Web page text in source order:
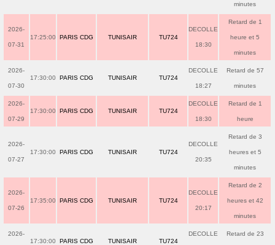
minutes
2026-
07-31
17:25:00 PARIS CDG TUNISAIR TU724
DECOLLE
18:30
Retard de 1
heure et 5
minutes
2026-
07-30
17:30:00 PARIS CDG TUNISAIR TU724
DECOLLE
18:27
Retard de 57
minutes
2026-
07-29
17:30:00 PARIS CDG TUNISAIR TU724
DECOLLE
18:30
Retard de 1
heure
2026-
07-27
17:30:00 PARIS CDG TUNISAIR TU724
DECOLLE
20:35
Retard de 3
heures et 5
minutes
2026-
07-26
17:35:00 PARIS CDG TUNISAIR TU724
DECOLLE
20:17
Retard de 2
heures et 42
minutes
2026-
17:30:00 PARIS CDG TUNISAIR TU724
DECOLLE Retard de 23